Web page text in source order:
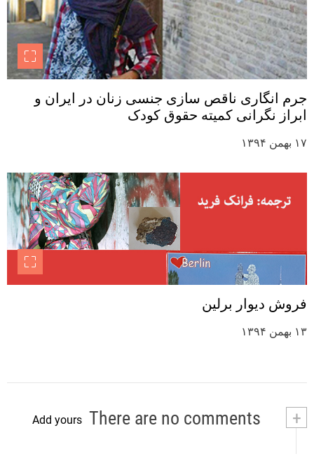
جرم انگاری ناقص سازی جنسی زنان در ایران و
ابراز نگرانی کمیته حقوق کودک
۱۷ بهمن ۱۳۹۴
فروش دیوار برلین
۱۳ بهمن ۱۳۹۴
+
Add yours